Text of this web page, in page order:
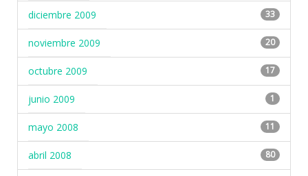
diciembre 2009 33
noviembre 2009 20
octubre 2009 17
junio 2009 1
mayo 2008 11
abril 2008 80